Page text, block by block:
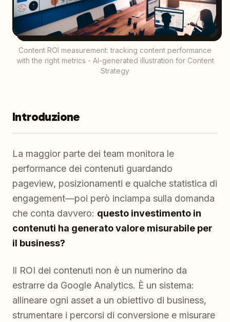
Content ROI measurement: tracking content performance
with the right metrics - AI-generated illustration for Content
Strategy
Introduzione
La maggior parte dei team monitora le
performance dei contenuti guardando
pageview, posizionamenti e qualche statistica di
engagement—poi però inciampa sulla domanda
che conta davvero: questo investimento in
contenuti ha generato valore misurabile per
il business?
Il ROI dei contenuti non è un numerino da
estrarre da Google Analytics. È un sistema:
allineare ogni asset a un obiettivo di business,
strumentare i percorsi di conversione e misurare